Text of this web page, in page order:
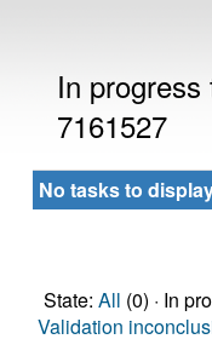
In
7161527
No tasks to
State: All (0) · In
Validation